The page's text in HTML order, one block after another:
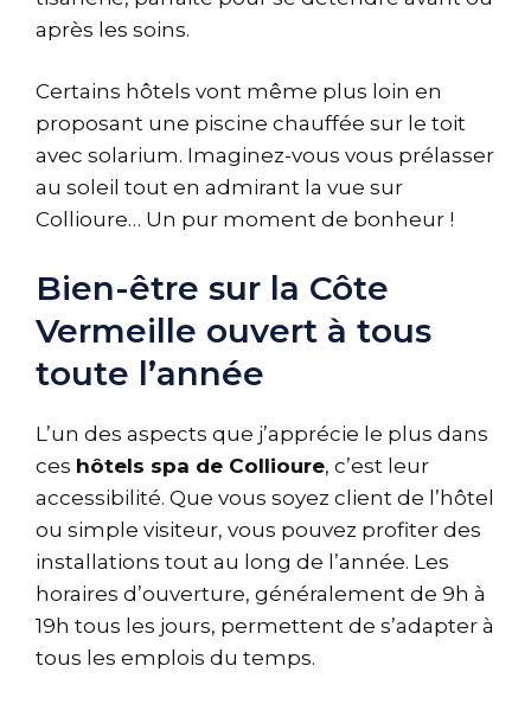
après les soins.
Certains hôtels vont même plus loin en
proposant une piscine chauffée sur le toit
avec solarium. Imaginez-vous vous prélasser
au soleil tout en admirant la vue sur
Collioure… Un pur moment de bonheur !
Bien-être sur la Côte
Vermeille ouvert à tous
toute l’année
L’un des aspects que j’apprécie le plus dans
ces hôtels spa de Collioure, c’est leur
accessibilité. Que vous soyez client de l’hôtel
ou simple visiteur, vous pouvez profiter des
installations tout au long de l’année. Les
horaires d’ouverture, généralement de 9h à
19h tous les jours, permettent de s’adapter à
tous les emplois du temps.